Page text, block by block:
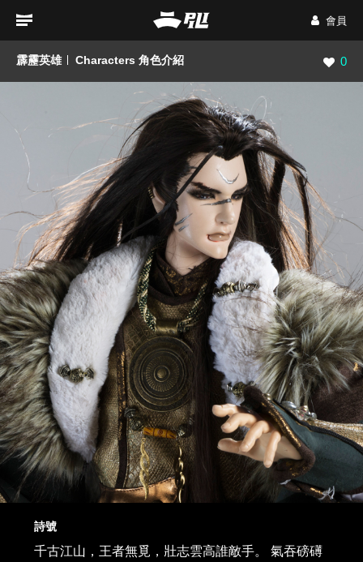
會員
霹靂英雄 Characters 角色介紹 瀏覽
0
詩號
千古江山，王者無覓，壯志雲高誰敵手。 氣吞磅礡